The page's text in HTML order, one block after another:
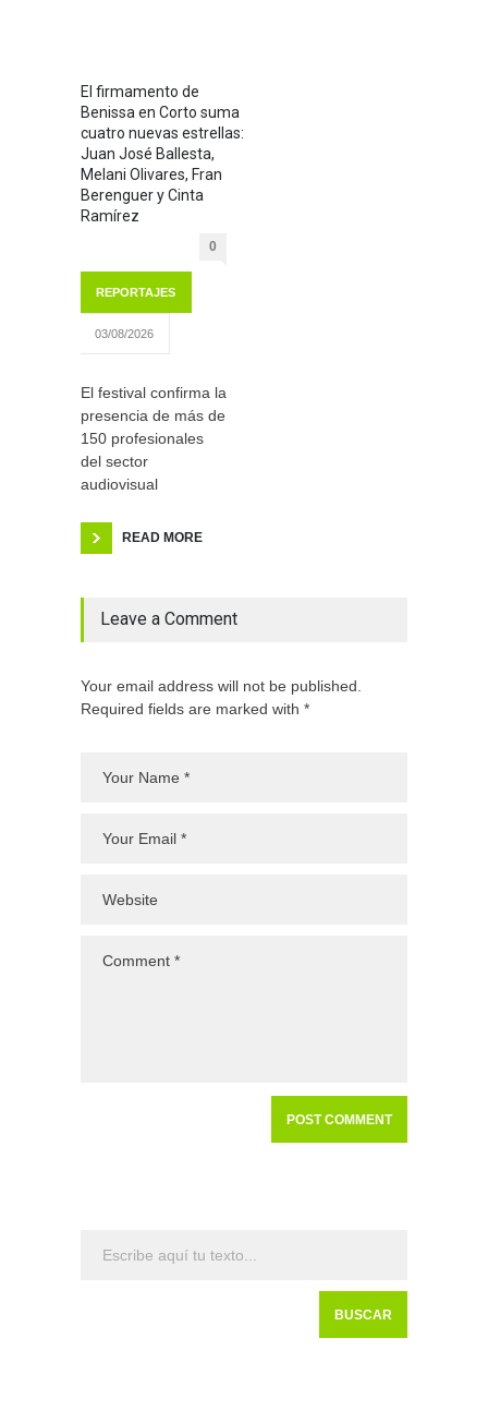
El firmamento de
Benissa en Corto suma
cuatro nuevas estrellas:
Juan José Ballesta,
Melani Olivares, Fran
Berenguer y Cinta
Ramírez
0
REPORTAJES
03/08/2026
El festival confirma la
presencia de más de
150 profesionales
del sector
audiovisual
READ MORE
Leave a Comment
Your email address will not be published.
Required fields are marked with *